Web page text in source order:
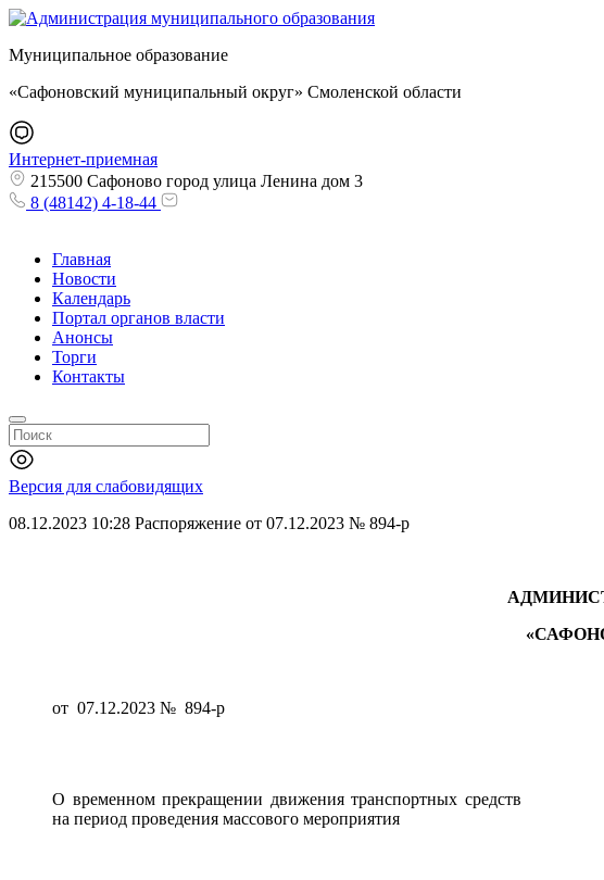
Муниципальное образование
«Сафоновский муниципальный округ» Смоленской области
Интернет-приемная
215500 Сафоново город улица Ленина дом 3
8 (48142) 4-18-44
Главная
Новости
Календарь
Портал органов власти
Анонсы
Торги
Контакты
Версия для слабовидящих
08.12.2023 10:28 Распоряжение от 07.12.2023 № 894-р
от 07.12.2023 № 894-р
О временном прекращении движения транспортных средств
на период проведения массового мероприятия